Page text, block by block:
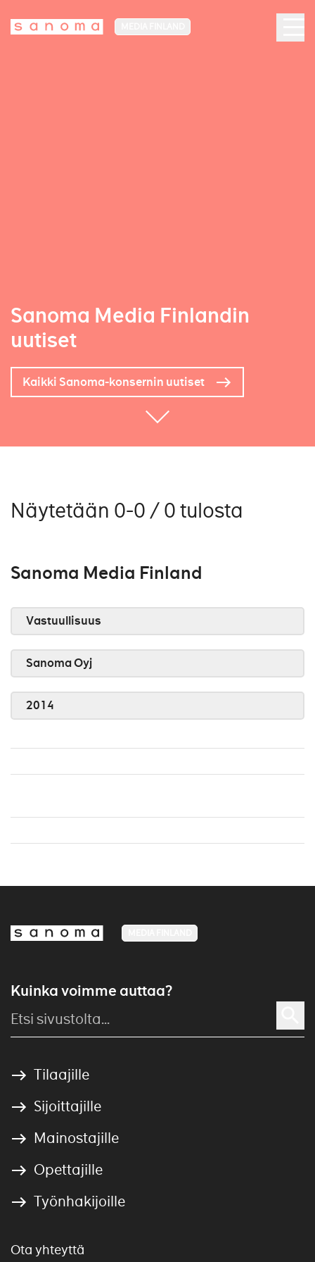
Sanoma Media Finlandin
uutiset
Kaikki Sanoma-konsernin uutiset
Näytetään 0-0 / 0 tulosta
Sanoma Media Finland
Vastuullisuus
Sanoma Oyj
2014
Kuinka voimme auttaa?
Tilaajille
Sijoittajille
Mainostajille
Opettajille
Työnhakijoille
Ota yhteyttä